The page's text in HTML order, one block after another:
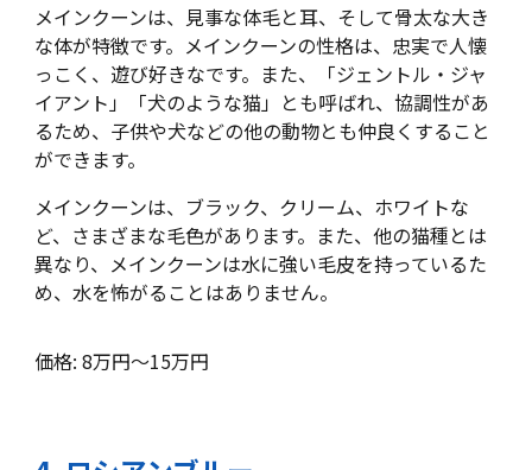
メインクーンは、見事な体毛と耳、そして骨太な大き
な体が特徴です。メインクーンの性格は、忠実で人懐
っこく、遊び好きなです。また、「ジェントル・ジャ
イアント」「犬のような猫」とも呼ばれ、協調性があ
るため、子供や犬などの他の動物とも仲良くすること
ができます。
メインクーンは、ブラック、クリーム、ホワイトな
ど、さまざまな毛色があります。また、他の猫種とは
異なり、メインクーンは水に強い毛皮を持っているた
め、水を怖がることはありません。
価格: 8万円～15万円